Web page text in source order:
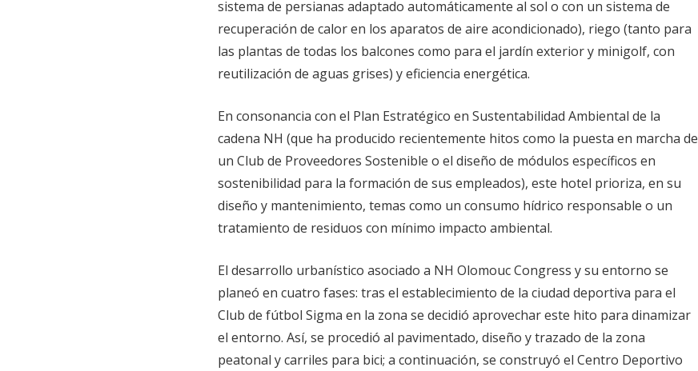
sistema de persianas adaptado automáticamente al sol o con un sistema de
recuperación de calor en los aparatos de aire acondicionado), riego (tanto para
las plantas de todas los balcones como para el jardín exterior y minigolf, con
reutilización de aguas grises) y eficiencia energética.
En consonancia con el Plan Estratégico en Sustentabilidad Ambiental de la
cadena NH (que ha producido recientemente hitos como la puesta en marcha de
un Club de Proveedores Sostenible o el diseño de módulos específicos en
sostenibilidad para la formación de sus empleados), este hotel prioriza, en su
diseño y mantenimiento, temas como un consumo hídrico responsable o un
tratamiento de residuos con mínimo impacto ambiental.
El desarrollo urbanístico asociado a NH Olomouc Congress y su entorno se
planeó en cuatro fases: tras el establecimiento de la ciudad deportiva para el
Club de fútbol Sigma en la zona se decidió aprovechar este hito para dinamizar
el entorno. Así, se procedió al pavimentado, diseño y trazado de la zona
peatonal y carriles para bici; a continuación, se construyó el Centro Deportivo